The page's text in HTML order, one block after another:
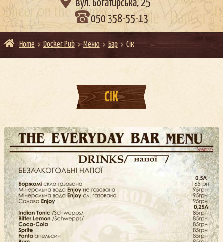
вул. Богатирська, 25
050 358-55-13
Home Docker Pub Меню Бар Сік
СІК